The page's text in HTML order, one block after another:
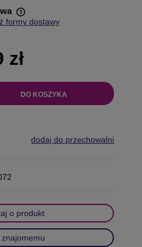
kosztów płatności
formy dostawy
zł
DO KOSZYKA
dodaj do przechowalni
o produkt
znajomemu